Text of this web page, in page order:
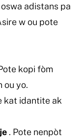
adistans pa
w ou pote
kopi fòm
ou yo.
kat idantite ak
. Pote nenpòt